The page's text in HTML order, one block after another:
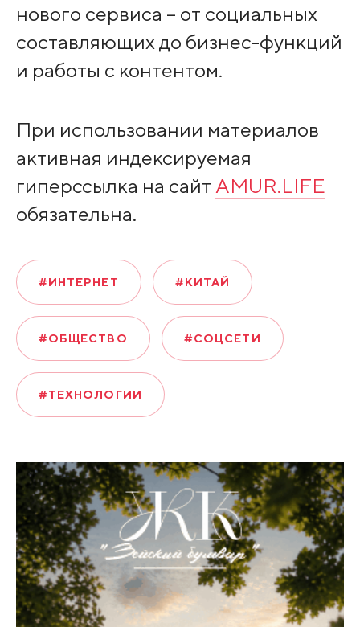
нового сервиса – от социальных
составляющих до бизнес-функций
и работы с контентом.
При использовании материалов
активная индексируемая
гиперссылка на сайт AMUR.LIFE
обязательна.
#ИНТЕРНЕТ #КИТАЙ
#ОБЩЕСТВО #СОЦСЕТИ
#ТЕХНОЛОГИИ